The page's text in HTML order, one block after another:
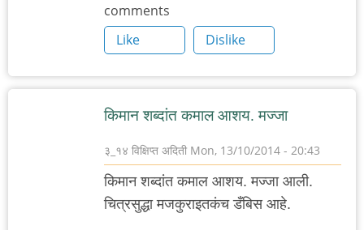
comments
Like
Dislike
किमान शब्दांत कमाल आशय. मज्जा
३_१४ विक्षिप्त अदिती Mon, 13/10/2014 - 20:43
किमान शब्दांत कमाल आशय. मज्जा आली.
चित्रसुद्धा मजकुराइतकंच डँबिस आहे.